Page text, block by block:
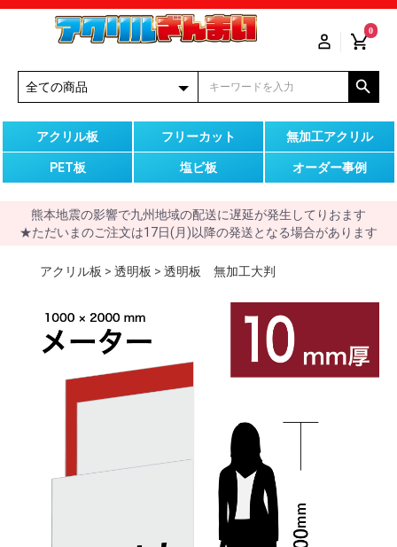
0
アクリル板 フリーカット 無加工アクリル
PET板 塩ビ板 オーダー事例
熊本地震の影響で九州地域の配送に遅延が発生してりおます
★ただいまのご注文は17日(月)以降の発送となる場合があります
アクリル板 > 透明板 > 透明板 無加工大判